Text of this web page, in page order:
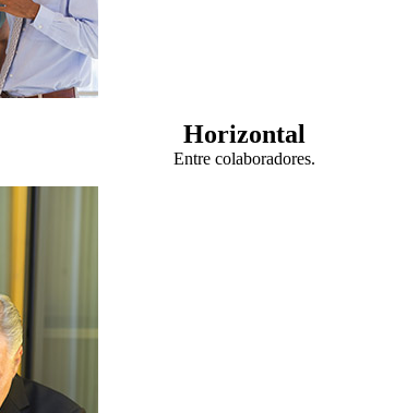
Horizontal
Entre colaboradores.